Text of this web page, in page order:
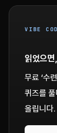
VIBE
읽었으
무료 ‘수
퀴즈를
올립니다